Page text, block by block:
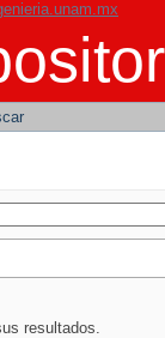
resultados.